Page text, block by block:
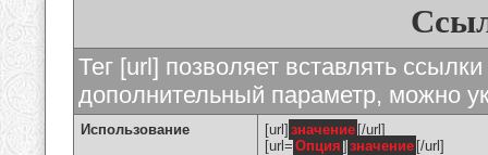
Тег [url] позволяет вставлять
дополнительный параметр, можно
Использование [url] значение [/url]
[url= Опция ] значение [/url]